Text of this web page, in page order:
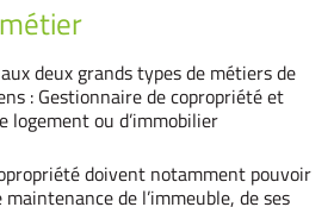
deux grands types de métiers de
: Gestionnaire de copropriété et
logement ou d’immobilier
doivent notamment pouvoir
de l’immeuble, de ses